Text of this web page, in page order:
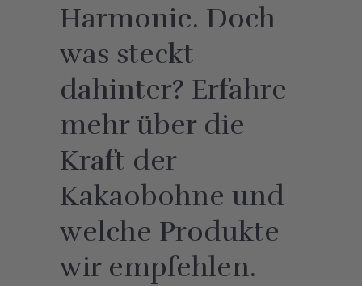
Harmonie. Doch
was steckt
dahinter? Erfahre
mehr über die
Kraft der
Kakaobohne und
welche Produkte
wir empfehlen.